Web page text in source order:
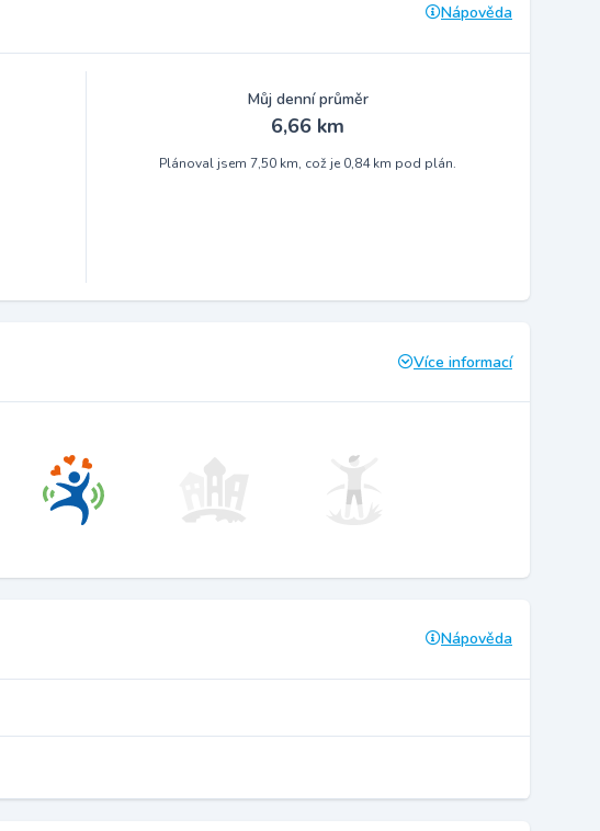
Nápověda
Můj denní průměr
6,66 km
Plánoval jsem 7,50 km, což je 0,84 km pod plán.
Více informací
Nápověda